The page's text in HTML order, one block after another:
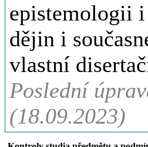
epistemologii
dějin i
vlastní
Poslední
(18.09.2023)